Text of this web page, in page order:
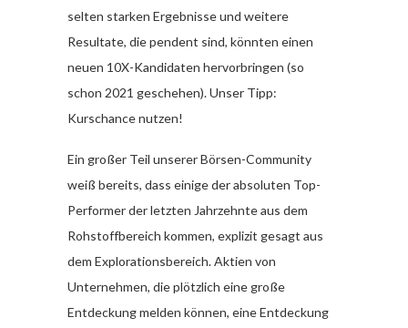
selten starken Ergebnisse und weitere
Resultate, die pendent sind, könnten einen
neuen 10X-Kandidaten hervorbringen (so
schon 2021 geschehen). Unser Tipp:
Kurschance nutzen!
Ein großer Teil unserer Börsen-Community
weiß bereits, dass einige der absoluten Top-
Performer der letzten Jahrzehnte aus dem
Rohstoffbereich kommen, explizit gesagt aus
dem Explorationsbereich. Aktien von
Unternehmen, die plötzlich eine große
Entdeckung melden können, eine Entdeckung